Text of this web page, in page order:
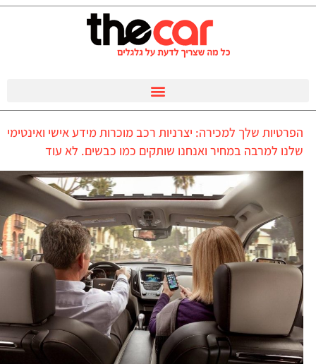
הפרטיות שלך למכירה: יצרניות רכב מוכרות מידע אישי ואינטימי
שלנו למרבה במחיר ואנחנו שותקים כמו כבשים. לא עוד